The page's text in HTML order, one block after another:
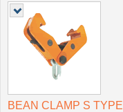
BEAN CLAMP S TYPE